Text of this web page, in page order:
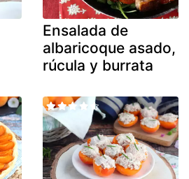
Ensalada de
albaricoque asado,
rúcula y burrata